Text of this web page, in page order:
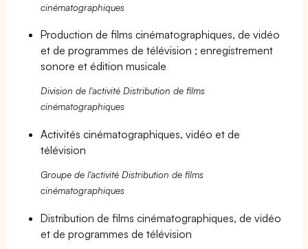
cinématographiques
Production de films cinématographiques, de vidéo
et de programmes de télévision ; enregistrement
sonore et édition musicale
Division de l'activité Distribution de films
cinématographiques
Activités cinématographiques, vidéo et de
télévision
Groupe de l'activité Distribution de films
cinématographiques
Distribution de films cinématographiques, de vidéo
et de programmes de télévision